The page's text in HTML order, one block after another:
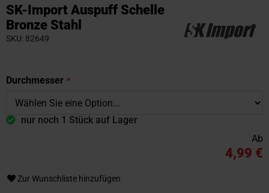
SK-Import Auspuff Schelle
Bronze Stahl
SKU 82649
Durchmesser
nur noch 1 Stück auf Lager
Zur Wunschliste hinzufügen
Ab
4,99 €
Anfang
der
Bildgalerie